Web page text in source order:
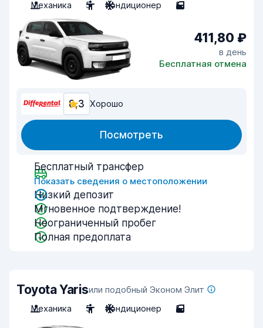
Механика 5 Кондиционер 5
411,80 ₽
в день
Бесплатная отмена
8,3 Хорошо
Посмотреть
Бесплатный трансфер
Показать сведения о местоположении
Низкий депозит
Мгновенное подтверждение!
Неограниченный пробег
Полная предоплата
Toyota Yarisили подобный Эконом Элит
Механика
5 Кондиционер 5